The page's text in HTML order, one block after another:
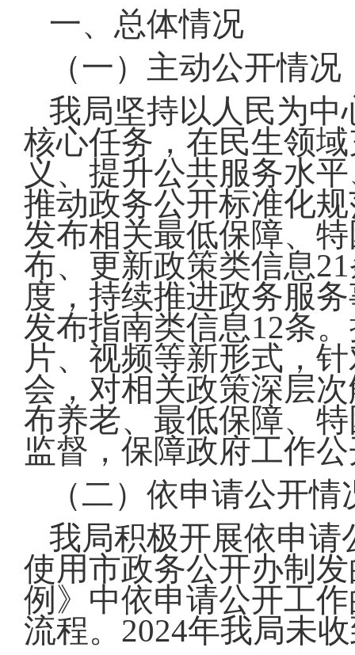
一、总体情况
（一）主动公开情况
我局坚持以人民为
核心任务，在民生领
义、提升公共服务水
推动政务公开标准化
发布相关最低保障、
布、更新政策类信息
度，持续推进政务服
发布指南类信息12条
片、视频等新形式，
会，对相关政策深层
布养老、最低保障、
监督，保障政府工作
（二）依申请公开情
我局积极开展依申
使用市政务公开办制
例》中依申请公开工
流程。2024年我局未